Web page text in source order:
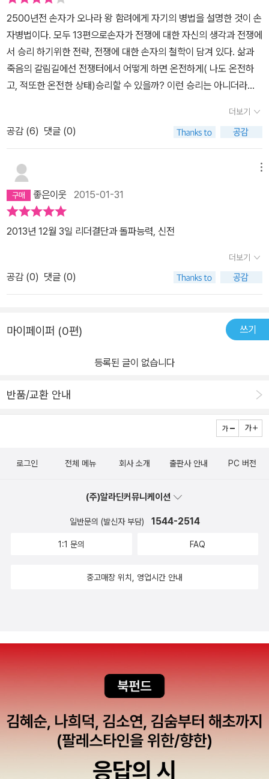
말로 풀어준다. 여기까지 보면 김용옥 교수의 스타일과 비슷하다는
것을 알 수 있을 것이다. 그러나 요점이 분명하고 잡설이 적다는 것이
차이이다. 오히려 바쁜 요즘 사람들에게 더 유용한 스타일이다. 그런
데 2권은 1권보다 못하다. 중요한 것은 1권에 집중되어 있다. 텍스트
로서 손자병법을 접근한다면 2권도 다 읽어볼 일이다.
2500년전 손자가 오나라 왕 함려에게 자기의 병법을 설명한 것이 손
자병법이다. 모두 13편으로손자가 전쟁에 대한 자신의 생각과 전쟁에
서 승리 하기위한 전략, 전쟁에 대한 손자의 철학이 담겨 있다. 삶과
죽음의 갈림길에선 전쟁터에서 어떻게 하면 온전하게( 나도 온전하
고, 적또한 온전한 상태)승리할 수 있을까? 이런 승리는 아니더라도
에 대한 손자의 사상에는 인간에 대한 사랑이 그 바탕에 자리하고 있
음을 볼수 있다. 아! 삶과 죽음의 전쟁터, 국가가 존재하느냐, 망하느
냐의 갈림길, 전쟁 그 참혹한 현장에서 우리는 무엇을 보아야 하는
가?처음 시계편 부터 마지막편까지 오나라 와 함려에게 자기의 전쟁
병법에 비추면 전쟁터나 별 반 다를 바 없다는 생각이 줄 곳들었다(아
마도 박재희님의 고전해석이 탁월하다고 해야 할 것 같다). 손자는 말
한다.아, 왕이시여 전쟁은국가의 크고 큰 일로써,전쟁은 삶과 죽음의
땅이면, 국가가 존재하느냐, 망하느냐의 갈림길 입니다. 그러니 어찌
살피고 살피지 않이 할 수 있겠습니까?(책을 지금 가지고 있질 않아
정으로 읽으며 책 읽는 맛을 더 할 수 있다고 본다.손자병법외에도 많
은 읽을 거리가 이 책에 들어 있다. 자신과 주변을 한 번 돌아볼 기회
의 목소리를 이 책을 통해 들어 보보는 기회를 갖게 되었다. 저자의 간
결하면서도 해박한 고전해석이 두 권의 책 속에 흥미진진 하게 펼쳐
병법의핵심으로 알고 있었던 나로서는 참으로 민망하기 까지 했다.
손자병법속으로 여행을 ! 2500년전 손자가 지금도 살고 있다.
더보기
공감 (6) 댓글 (0)
좋은이웃 2015-01-31
2013년 12월 3일 리더결단과 돌파능력, 신전
더보기
공감 (0) 댓글 (0)
마이페이퍼 (0편) 쓰기
등록된 글이 없습니다
반품/교환 안내
로그인 전체 메뉴 회사 소개 출판사 안내 PC 버전
(주)알라딘커뮤니케이션
일반문의 (발신자 부담) 1544-2514
1:1 문의 FAQ
중고매장 위치, 영업시간 안내